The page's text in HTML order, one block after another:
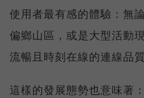
使用者最有感的體驗：無
偏鄉山區，或是大型活動
流暢且時刻在線的連線品質
這樣的發展態勢也意味著